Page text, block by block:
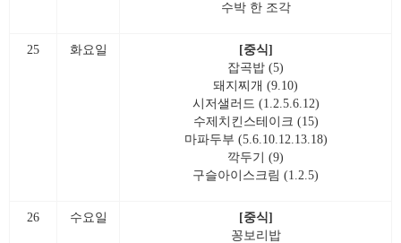
수박 한 조각
25 화요일
[중식]
잡곡밥 (5)
돼지찌개 (9.10)
시저샐러드 (1.2.5.6.12)
수제치킨스테이크 (15)
마파두부 (5.6.10.12.13.18)
깍두기 (9)
구슬아이스크림 (1.2.5)
26 수요일
[중식]
꽁보리밥